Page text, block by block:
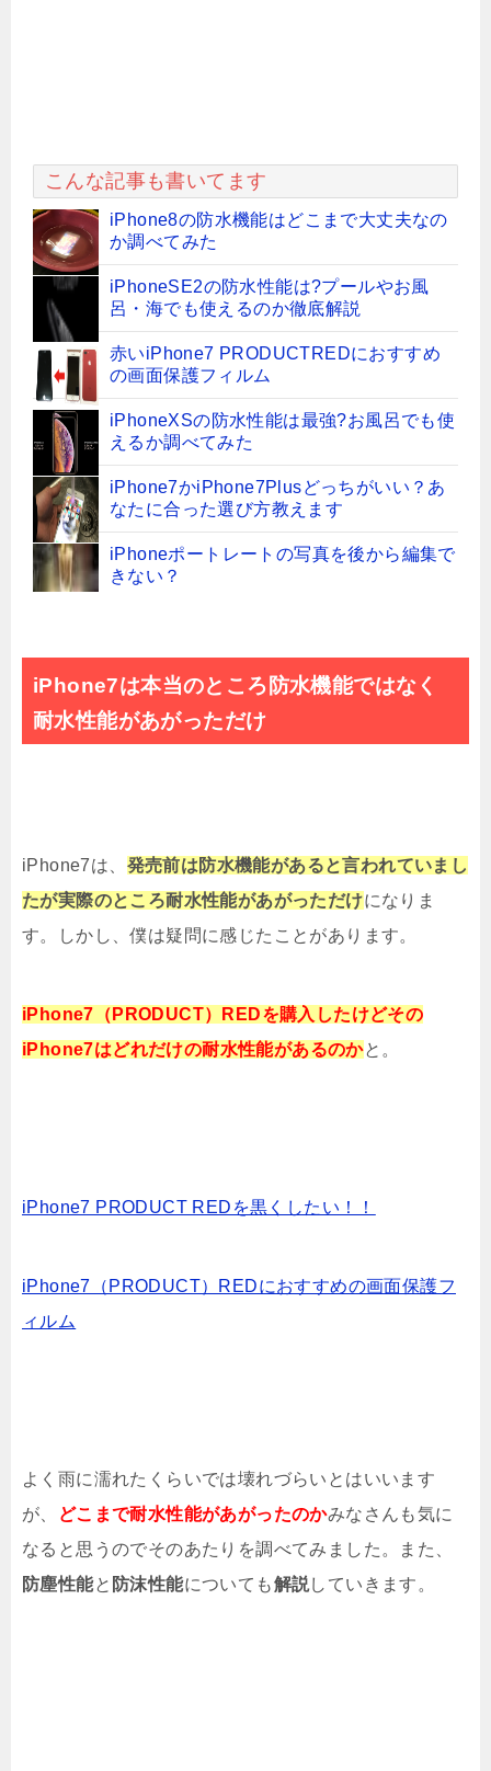
こんな記事も書いてます
iPhone8の防水機能はどこまで大丈夫なの
か調べてみた
iPhoneSE2の防水性能は?プールやお風
呂・海でも使えるのか徹底解説
赤いiPhone7 PRODUCTREDにおすすめ
の画面保護フィルム
iPhoneXSの防水性能は最強?お風呂でも使
えるか調べてみた
iPhone7かiPhone7Plusどっちがいい？あ
なたに合った選び方教えます
iPhoneポートレートの写真を後から編集で
きない？
赤のiPhone7 PRODUCT REDを黒くした
い！！
iPhone7のApplePay設定方法とSuicaを新
規に作成しチャージする方法
iPhone7のホームボタンが壊れて押せない
効かない反応しない時の対処法
iPhoneで寝る時に通知や着信がこないよう
iPhone SEの指紋認証がクソ遅い!!精度を
iPhone11の充電速度が遅い原因と急速充電
の解決方法
【2017】iPhoneで子供が勝手に課金でき
ないように制限する方法
iPhone7は本当のところ防水機能ではなく
耐水性能があがっただけ
iPhone7は、 発売前は防水機能があると言われていまし
たが実際のところ耐水性能があがっただけになりま
す。しかし、僕は疑問に感じたことがあります。
iPhone7（PRODUCT）REDを購入したけどその
iPhone7はどれだけの耐水性能があるのかと。
iPhone7 PRODUCT REDを黒くしたい！！
iPhone7（PRODUCT）REDにおすすめの画面保護フ
ィルム
よく雨に濡れたくらいでは壊れづらいとはいいます
が、
どこまで耐水性能があがったのかみなさんも気に
なると思うのでそのあたりを調べてみました。また、
防塵性能と 防沫性能についても解説していきます。